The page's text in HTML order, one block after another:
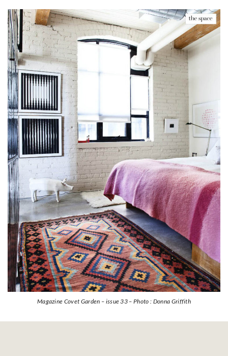
Magazine Covet Garden – issue 33 – Photo : Donna Griffith